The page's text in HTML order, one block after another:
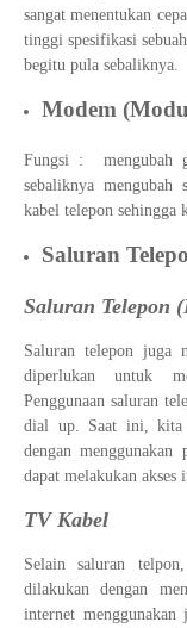
sangat menentukan
tinggi spesifikasi
begitu pula sebaliknya.
Modem
Fungsi : mengubah
sebaliknya
kabel telepon sehingga
Saluran
Saluran Telepon
Saluran telepon juga
diperlukan untuk
Penggunaan saluran
dial up. Saat ini, kita
dengan menggunakan
dapat melakukan akses
TV Kabel
Selain saluran
dilakukan dengan
internet